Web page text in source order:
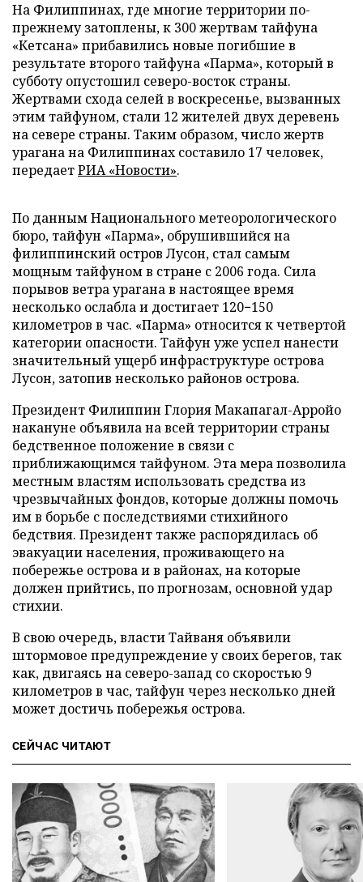
На Филиппинах, где многие территории по-
прежнему затоплены, к 300 жертвам тайфуна
«Кетсана» прибавились новые погибшие в
результате второго тайфуна «Парма», который в
субботу опустошил северо-восток страны.
Жертвами схода селей в воскресенье, вызванных
этим тайфуном, стали 12 жителей двух деревень
на севере страны. Таким образом, число жертв
урагана на Филиппинах составило 17 человек,
передаетРИА «Новости».
По данным Национального метеорологического
бюро, тайфун «Парма», обрушившийся на
филиппинский остров Лусон, стал самым
мощным тайфуном в стране с 2006 года. Сила
порывов ветра урагана в настоящее время
несколько ослабла и достигает 120−150
километров в час. «Парма» относится к четвертой
категории опасности. Тайфун уже успел нанести
значительный ущерб инфраструктуре острова
Лусон, затопив несколько районов острова.
Президент Филиппин Глория Макапагал-Арройо
накануне объявила на всей территории страны
бедственное положение в связи с
приближающимся тайфуном. Эта мера позволила
местным властям использовать средства из
чрезвычайных фондов, которые должны помочь
им в борьбе с последствиями стихийного
бедствия. Президент также распорядилась об
эвакуации населения, проживающего на
побережье острова и в районах, на которые
должен прийтись, по прогнозам, основной удар
стихии.
В свою очередь, власти Тайваня объявили
штормовое предупреждение у своих берегов, так
как, двигаясь на северо-запад со скоростью 9
километров в час, тайфун через несколько дней
может достичь побережья острова.
СЕЙЧАС ЧИТАЮТ